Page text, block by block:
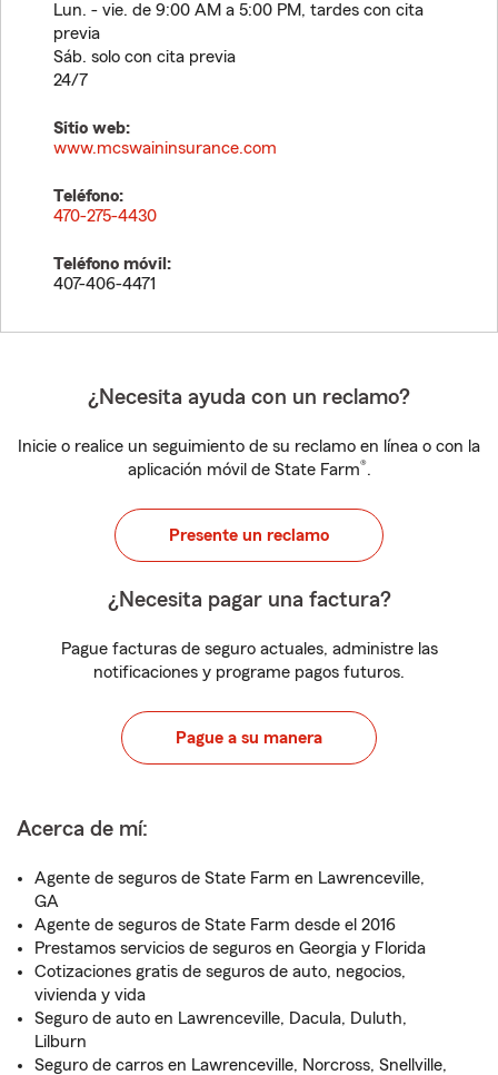
Lun. - vie. de 9:00 AM a 5:00 PM, tardes con cita
previa
Sáb. solo con cita previa
24/7
Sitio web:
www.mcswaininsurance.com
Teléfono:
470-275-4430
Teléfono móvil:
407-406-4471
¿Necesita ayuda con un reclamo?
Inicie o realice un seguimiento de su reclamo en línea o con la
aplicación móvil de State Farm®.
Presente un reclamo
¿Necesita pagar una factura?
Pague facturas de seguro actuales, administre las
notificaciones y programe pagos futuros.
Pague a su manera
Acerca de mí:
Agente de seguros de State Farm en Lawrenceville,
GA
Agente de seguros de State Farm desde el 2016
Prestamos servicios de seguros en Georgia y Florida
Cotizaciones gratis de seguros de auto, negocios,
vivienda y vida
Seguro de auto en Lawrenceville, Dacula, Duluth,
Lilburn
Seguro de carros en Lawrenceville, Norcross, Snellville,